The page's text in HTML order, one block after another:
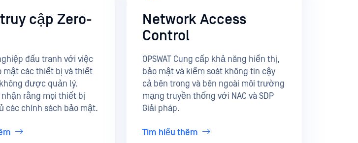
cập Zero-
đấu tranh với việc
mật các thiết bị và thiết
được quản lý.
nhận rằng mọi thiết bị
các chính sách bảo mật.
Network Access
Control
OPSWAT Cung cấp khả năng hiển thị,
bảo mật và kiểm soát không tin cậy
cả bên trong và bên ngoài môi trường
mạng truyền thống với NAC và SDP
Giải pháp.
Tìm hiểu thêm